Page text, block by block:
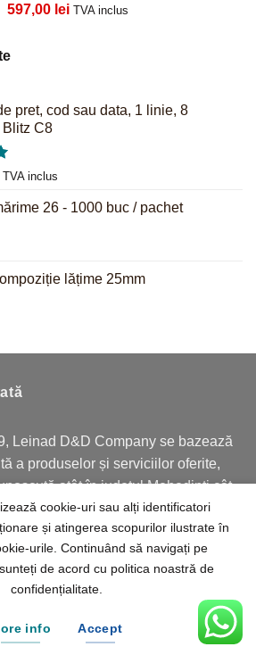
lei.
Prețul
fost:
597,00 leiPrețul
TVA inclus
pret, cod sau data, 1 linie, 8
Blitz C8
TVA inclus
26 - 1000 buc / pachet
lățime 25mm
Leinad D&D Company se bazează
a produselor și serviciilor oferite,
atât în județul Mehedinți cât
Politica de confidențialitate
Leinad D&D Company
cookie-uri sau alți identificatori
și atingerea scopurilor ilustrate în
urile. Continuând să navigați pe
de acord cu politica noastră de
confidențialitate.
info Accept